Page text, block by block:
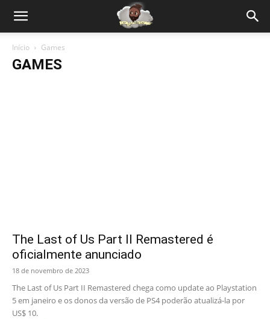
Início Games
GAMES
The Last of Us Part II Remastered é
oficialmente anunciado
18 de novembro de 2023
The Last of Us Part II Remastered chega como update ao Playstation
5 em janeiro e os donos da versão de PS4 poderão atualizá-la por
US$ 10.